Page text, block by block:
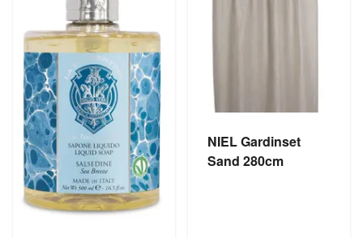
NIEL Gardinset
Sand 280cm